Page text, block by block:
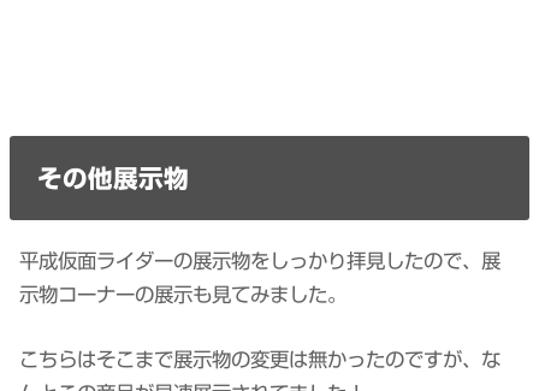
その他展示物
平成仮面ライダーの展示物をしっかり拝見したので、展
示物コーナーの展示も見てみました。
こちらはそこまで展示物の変更は無かったのですが、な